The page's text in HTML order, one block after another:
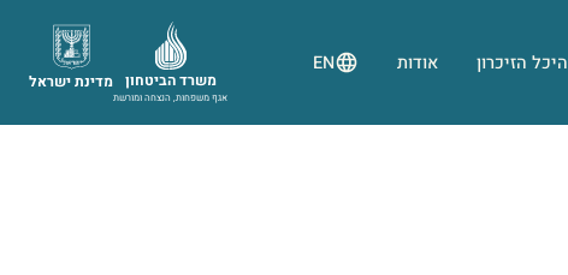
היכל הזיכרון אודות EN
מדינת ישראל משרד הביטחון
אגף משפחות, הנצחה ומורשת